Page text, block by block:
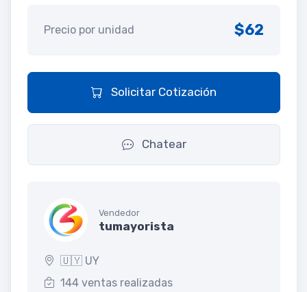
Precio por unidad $62
Solicitar Cotización
Chatear
Vendedor
tumayorista
🇺🇾 UY
144 ventas realizadas